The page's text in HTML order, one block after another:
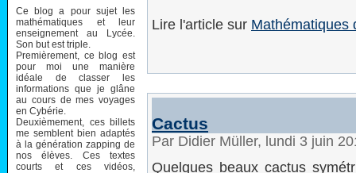
Ce blog a pour sujet les
mathématiques et leur
enseignement au Lycée.
Son but est triple.
Premièrement, ce blog est
pour moi une manière
idéale de classer les
informations que je glâne
au cours de mes voyages
en Cybérie.
Deuxièmement, ces billets
me semblent bien adaptés
à la génération zapping de
nos élèves. Ces textes
courts et ces vidéos,
Lire l'article sur Mathématiques
Cactus
Par Didier Müller, lundi 3 juin
Quelques beaux cactus